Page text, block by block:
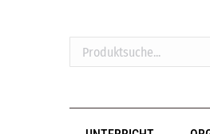
Produktsuche...